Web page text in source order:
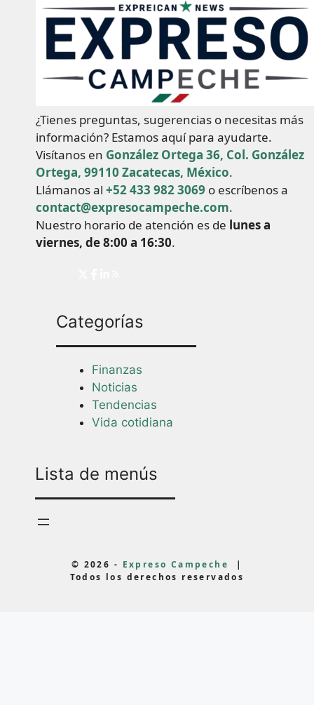
¿Tienes preguntas, sugerencias o necesitas más
información? Estamos aquí para ayudarte.
Visítanos en González Ortega 36, Col. González
Ortega, 99110 Zacatecas, México.
Llámanos al +52 433 982 3069 o escríbenos a
contact@expresocampeche.com.
Nuestro horario de atención es de lunes a
viernes, de 8:00 a 16:30.
Categorías
Finanzas
Noticias
Tendencias
Vida cotidiana
Lista de menús
© 2026 - Expreso Campeche
|
Todos los derechos reservados